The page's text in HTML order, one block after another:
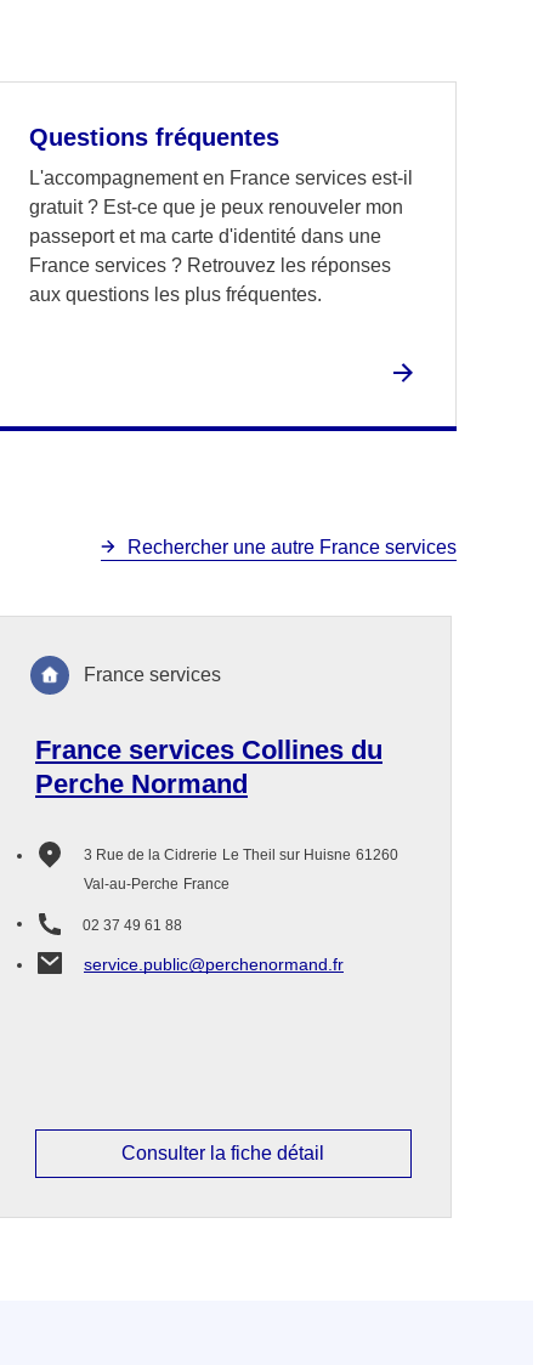
Questions fréquentes
L'accompagnement en France services est-il
gratuit ? Est-ce que je peux renouveler mon
passeport et ma carte d'identité dans une
France services ? Retrouvez les réponses
aux questions les plus fréquentes.
Rechercher une autre France services
France services Collines du
Perche Normand
3 Rue de la Cidrerie Le Theil sur Huisne 61260
Val-au-Perche France
02 37 49 61 88
service.public@perchenormand.fr
France services
Consulter la fiche détail